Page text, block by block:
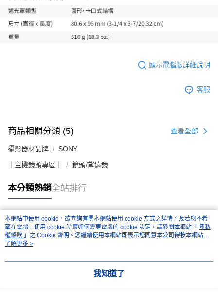
顯示電腦版詳細說明
客服
商品相關分類 (5) 查看全部
攝影器材品牌 SONY
｜主機鏡頭專區｜ 鏡頭/望遠鏡
本分類熱銷全站排行
熱門標籤
本網站中使用 cookie，欲查詢有關本網站使用 cookie 方式之詳情，及若您不希
望在電腦上使用 cookie 時應如何變更電腦的 cookie 設定，請參閱本網站「 隱私
權條款 」之 Cookie 聲明。您繼續使用本網站即表示您同意本公司得按本網站使
用條款之 Cookie 聲明使用 cookie。
了解更多 >
我知道了